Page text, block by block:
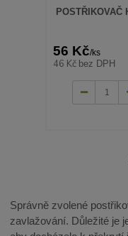
POSTŘIKOVAČ
56 Kč/ks
46 Kč bez DPH
Správně zvolené
zavlažování. Důležité je